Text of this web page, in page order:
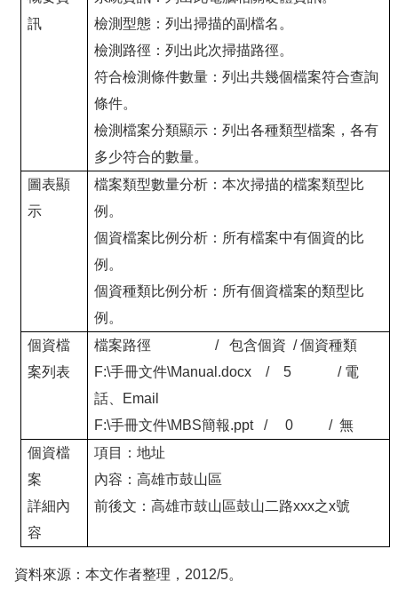
訊
檢測型態：列出掃描的副檔名。
檢測路徑：列出此次掃描路徑。
符合檢測條件數量：列出共幾個檔案符合查詢
條件。
檢測檔案分類顯示：列出各種類型檔案，各有
多少符合的數量。
圖表顯
示
檔案類型數量分析：本次掃描的檔案類型比
例。
個資檔案比例分析：所有檔案中有個資的比
例。
個資種類比例分析：所有個資檔案的類型比
例。
個資檔
案列表
檔案路徑 / 包含個資 /個資種類
F:\手冊文件\Manual.docx / 5 / 電
話、
Email
F:\手冊文件\MBS簡報.ppt / 0 / 無
個資檔
案
詳細內
容
項目：地址
內容：高雄市鼓山區
前後文：高雄市鼓山區鼓山二路xxx之x號
資料來源：本文作者整理， 2012/5。